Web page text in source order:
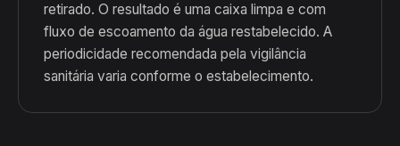
retirado. O resultado é uma caixa limpa e com
fluxo de escoamento da água restabelecido. A
periodicidade recomendada pela vigilância
sanitária varia conforme o estabelecimento.